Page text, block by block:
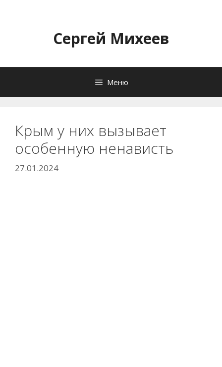
содержимомуСергей Михеев
Меню
Крым у них вызывает
особенную ненависть
27.01.2024